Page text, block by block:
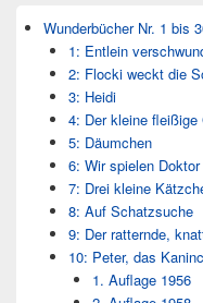
Wunderbücher Nr. 1 bis
1: Entlein
2: Flocki weckt die
3: Heidi
4: Der kleine fleißige
5: Däumchen
6: Wir spielen Doktor
7: Drei kleine
8: Auf Schatzsuche
9: Der ratternde,
10: Peter, das
1. Auflage 1956